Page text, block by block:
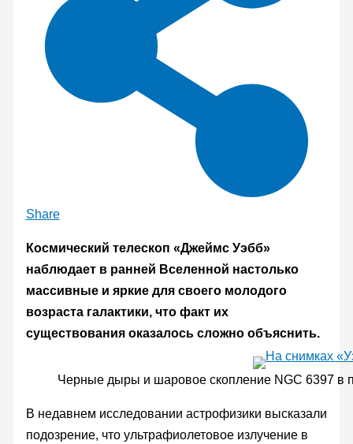
Share
Космический телескоп «Джеймс Уэбб»
наблюдает в ранней Вселенной настолько
массивные и яркие для своего молодого
возраста галактики, что факт их
существования оказалось сложно объяснить.
Черные дыры и шаровое скопление NGC 6397 в
В недавнем исследовании астрофизики высказали
подозрение, что ультрафиолетовое излучение в